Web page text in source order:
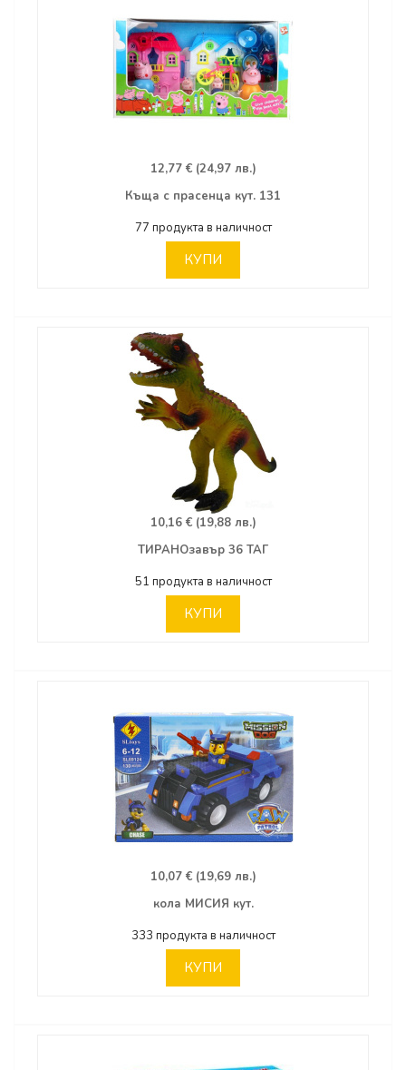
12,77 € (24,97 лв.)
Къща с прасенца кут. 131
77 продукта в наличност
КУПИ
10,16 € (19,88 лв.)
ТИРАНОзавър 36 ТАГ
51 продукта в наличност
КУПИ
10,07 € (19,69 лв.)
кола МИСИЯ кут.
333 продукта в наличност
КУПИ